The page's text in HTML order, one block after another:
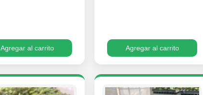
Agregar al carrito Agregar al carrito